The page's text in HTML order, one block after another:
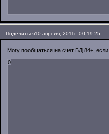
Поделиться10 апреля, 2011г. 00:19:25
Могу пообщаться на счет БД 84+,
0